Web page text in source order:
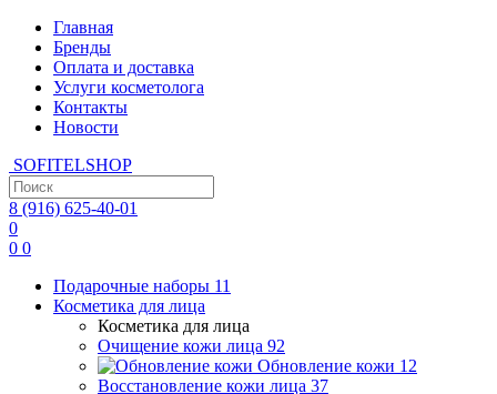
Главная
Бренды
Оплата и доставка
Услуги косметолога
Контакты
Новости
SOFITELSHOP
8 (916) 625-40-01
0
0 0
Подарочные наборы 11
Косметика для лица
Косметика для лица
Очищение кожи лица 92
Обновление кожи 12
Восстановление кожи лица 37